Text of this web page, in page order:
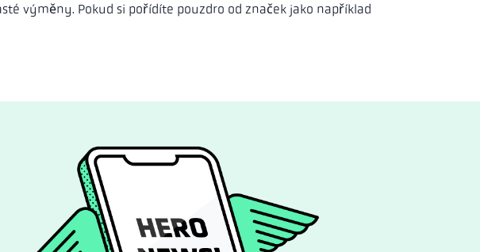
výměny. Pokud si pořídíte pouzdro od značek jako například